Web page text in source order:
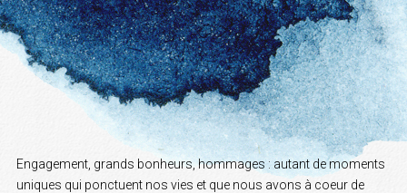
Engagement, grands bonheurs, hommages : autant de moments
uniques qui ponctuent nos vies et que nous avons à coeur de